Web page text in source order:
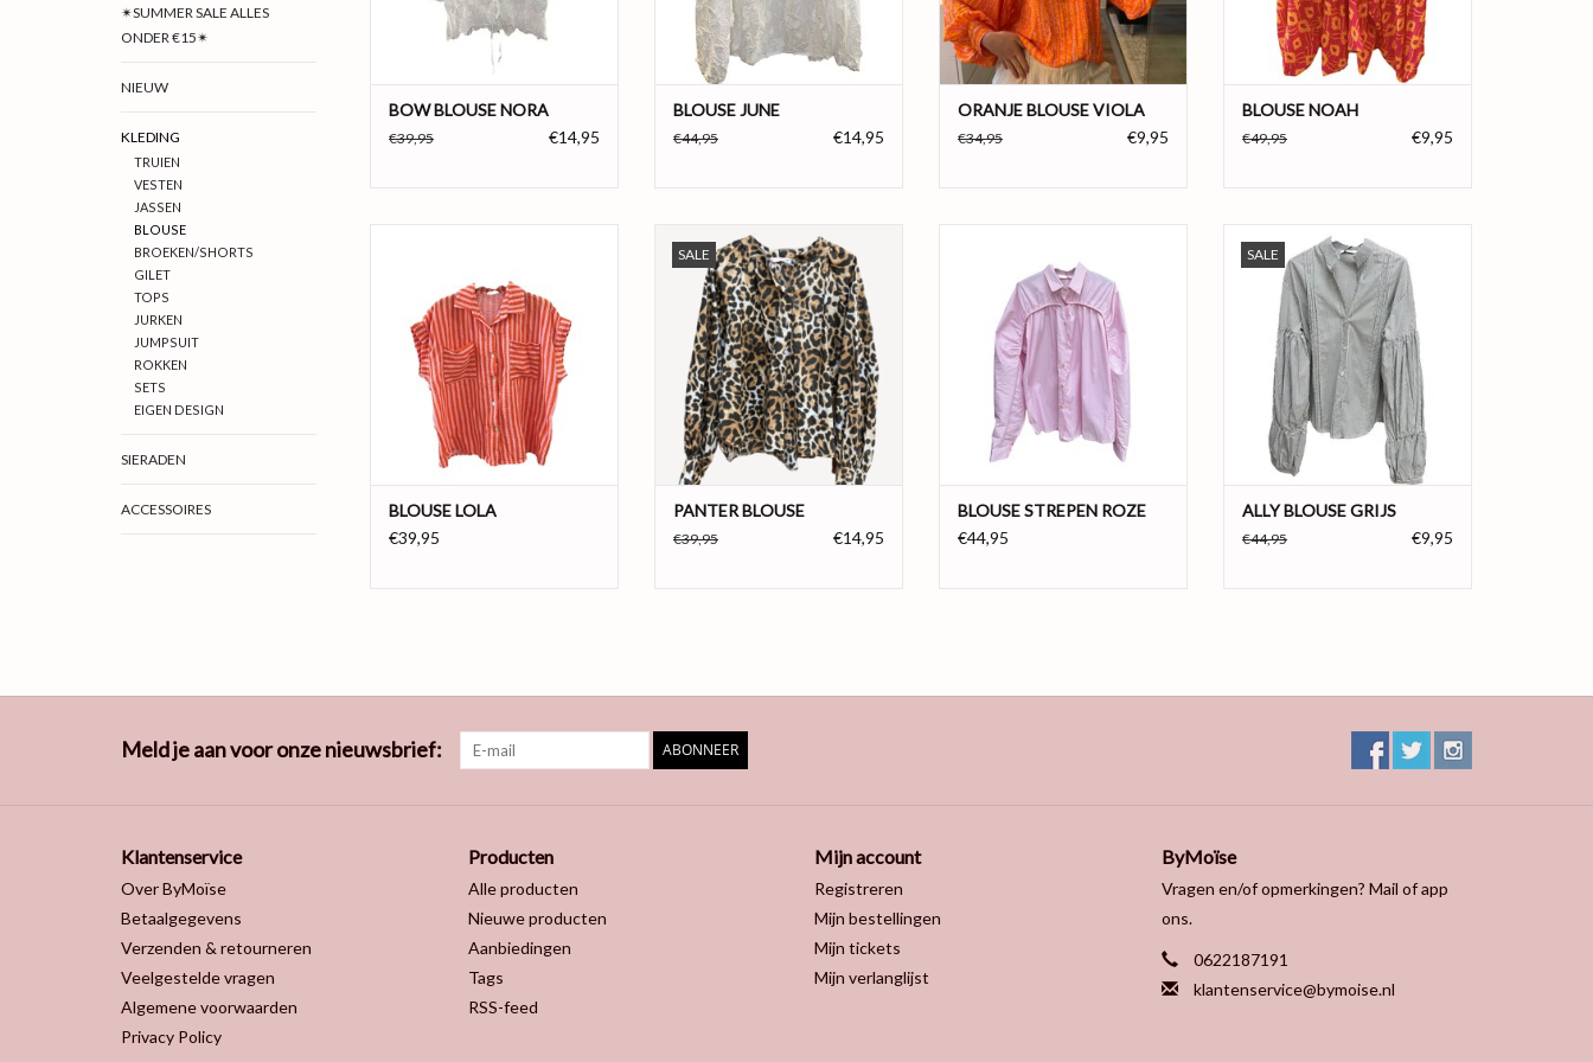
✴SUMMER SALE ALLES
ONDER €15✴
NIEUW
KLEDING
TRUIEN
VESTEN
JASSEN
BLOUSE
BROEKEN/SHORTS
GILET
TOPS
JURKEN
JUMPSUIT
ROKKEN
SETS
EIGEN DESIGN
SIERADEN
ACCESSOIRES
Maat: S, M, L
TOEVOEGEN AAN WINKELWAGEN
BOW BLOUSE NORA
€39,95 €14,95
Kleur: Wit
Maat: S/M, M/L
TOEVOEGEN AAN WINKELWAGEN
BLOUSE JUNE
€44,95 €14,95
Maat: One size
TOEVOEGEN AAN WINKELWAGEN
ORANJE BLOUSE VIOLA
€34,95 €9,95
Kleur: Roze en Oranje
Maat: One size
TOEVOEGEN AAN WINKELWAGEN
BLOUSE NOAH
€49,95 €9,95
luchtig. En super leuke kleuren
combinatie.
Productinformatie:
Materiaal: 100% Cotton
Kleur: Rood en Roze
Maat: One size
TOEVOEGEN AAN WINKELWAGEN
BLOUSE LOLA
€39,95
SALE
Mega leuke panter print blouse met
lange mouwen.
Productinformatie:
Materiaal: Cotton
Maat: One size
Kleur: Bruin
TOEVOEGEN AAN WINKELWAGEN
PANTER BLOUSE
€39,95 €14,95
wijde mouwen en leuke pof details.
Productinformatie:
Materiaal: 100% Cotton
Kleur: Lichtroze en wit
Maat: One size
TOEVOEGEN AAN WINKELWAGEN
BLOUSE STREPEN ROZE
€44,95
SALE
Fijne blouse van 100% katoen met
streepjes en leuke pof details.
Verkrijgbaar in het lichtblauw en
grijs.
Productinformatie:
Materiaal: 100% Cotton
Maat: One size
Kleur: Grijs en wit
TOEVOEGEN AAN WINKELWAGEN
ALLY BLOUSE GRIJS
€44,95 €9,95
Meld je aan voor onze nieuwsbrief: ABONNEER
Klantenservice
Over ByMoïse
Betaalgegevens
Verzenden & retourneren
Veelgestelde vragen
Algemene voorwaarden
Privacy Policy
Producten
Alle producten
Nieuwe producten
Aanbiedingen
Tags
RSS-feed
Mijn account
Registreren
Mijn bestellingen
Mijn tickets
Mijn verlanglijst
ByMoïse
Vragen en/of opmerkingen? Mail of app
ons.
0622187191
klantenservice@bymoise.nl